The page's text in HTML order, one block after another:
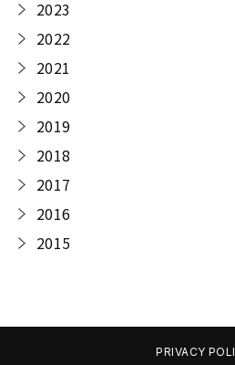
2023
2022
2021
2020
2019
2018
2017
2016
2015
PRIVACY